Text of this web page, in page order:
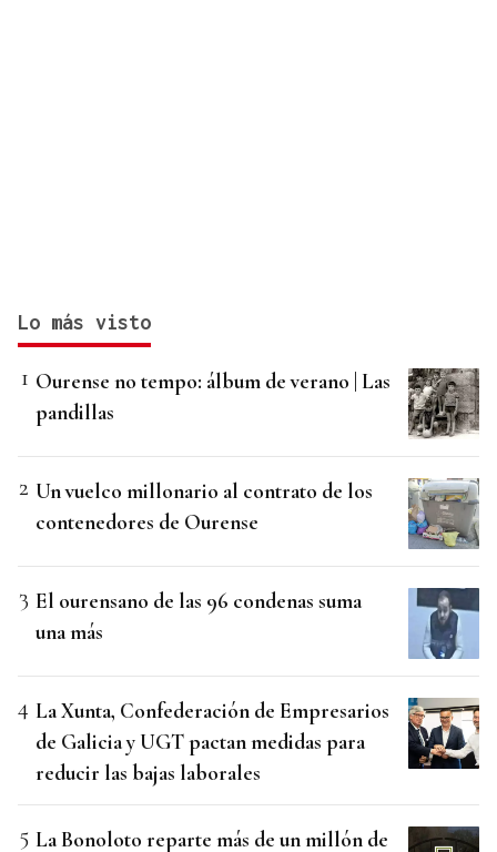
Lo más visto
Ourense no tempo: álbum de verano | Las
pandillas
Un vuelco millonario al contrato de los
contenedores de Ourense
El ourensano de las 96 condenas suma
una más
La Xunta, Confederación de Empresarios
de Galicia y UGT pactan medidas para
reducir las bajas laborales
La Bonoloto reparte más de un millón de